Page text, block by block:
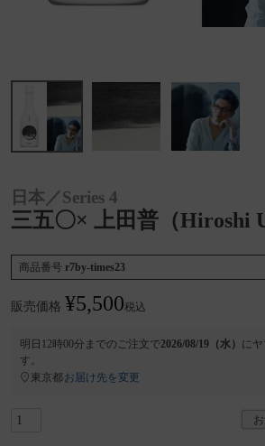
日本／Series 4
三五〇× 上田普（Hiroshi
商品番号 r7by-times23
販売価格 ¥5,500税込
明日 12時00分 までのご注文で2026/08/19（水） に
す。
東京都お届け先を変更